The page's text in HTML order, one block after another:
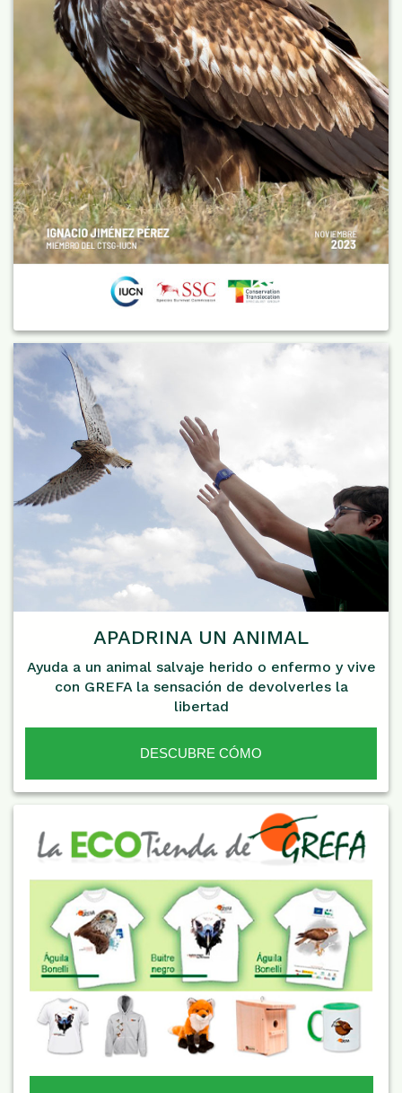
APADRINA UN ANIMAL
Ayuda a un animal salvaje herido o enfermo y vive
con GREFA la sensación de devolverles la
libertad
DESCUBRE CÓMO